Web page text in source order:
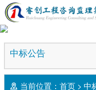
中标公告
当前位置： 首页 > 中